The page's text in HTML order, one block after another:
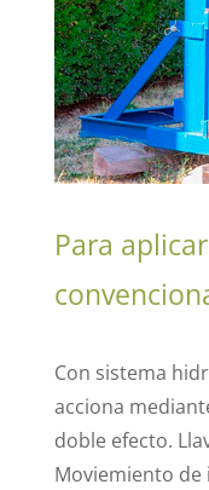
Para
Con sistema
acciona
doble efecto.
Moviemiento de